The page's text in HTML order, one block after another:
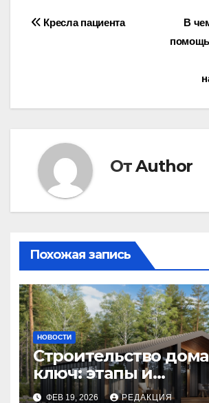
Навигация
В
помощь
Кресла пациента
ОтAuthor
Похожая запись
НОВОСТИ
Строительство
ключ: этапы и
планирование
ФЕВ 19, 2026 РЕДАКЦИЯ